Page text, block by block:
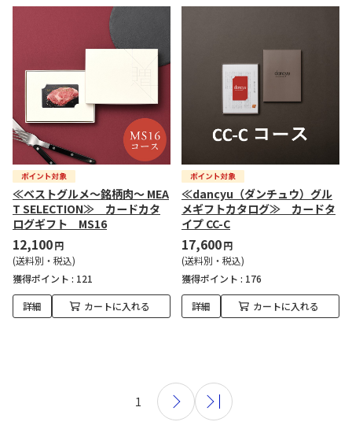
≪ベストグルメ～銘柄肉～ MEA
T SELECTION≫ カードカタ
ログギフト MS16
12,100円
(送料別・税込)
獲得ポイント : 121
詳細 カートに入れる
≪dancyu（ダンチュウ）グル
メギフトカタログ≫ カードタ
イプ CC-C
17,600円
(送料別・税込)
獲得ポイント : 176
詳細 カートに入れる
1